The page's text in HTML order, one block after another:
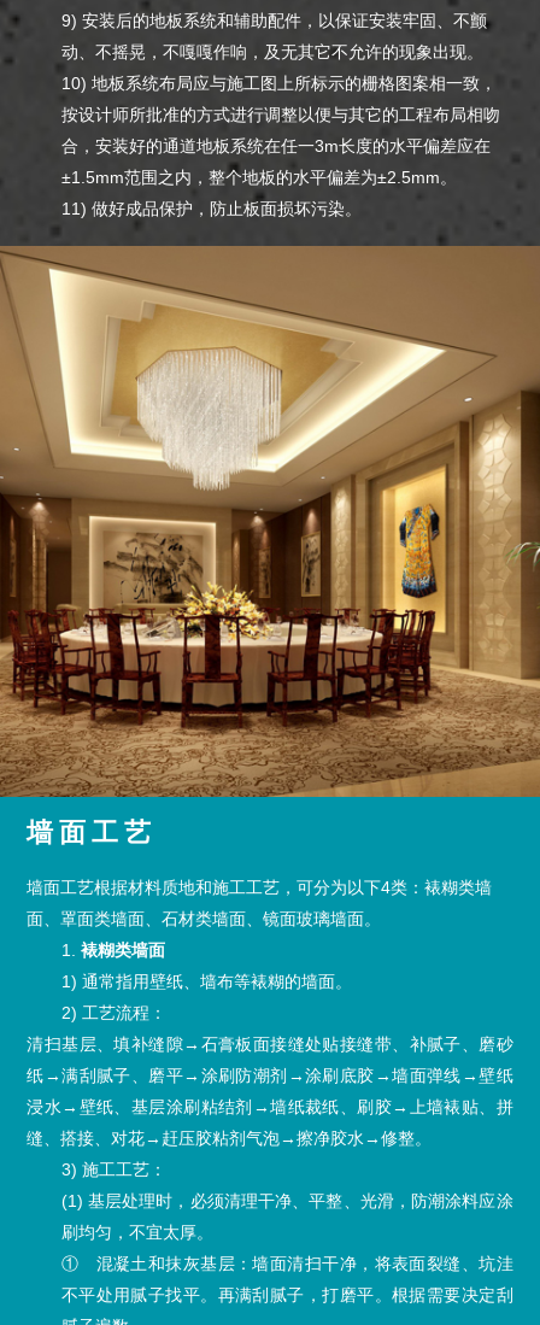
9) 安装后的地板系统和辅助配件，以保证安装牢固、不颤
动、不摇晃，不嘎嘎作响，及无其它不允许的现象出现。
10) 地板系统布局应与施工图上所标示的栅格图案相一致，
按设计师所批准的方式进行调整以便与其它的工程布局相吻
合，安装好的通道地板系统在任一3m长度的水平偏差应在
±1.5mm范围之内，整个地板的水平偏差为±2.5mm。
11) 做好成品保护，防止板面损坏污染。
墙面工艺
墙面工艺根据材料质地和施工工艺，可分为以下4类：裱糊类墙
面、罩面类墙面、石材类墙面、镜面玻璃墙面。
1. 裱糊类墙面
1) 通常指用壁纸、墙布等裱糊的墙面。
2) 工艺流程：
清扫基层、填补缝隙→石膏板面接缝处贴接缝带、补腻子、磨砂
纸→满刮腻子、磨平→涂刷防潮剂→涂刷底胶→墙面弹线→壁纸
浸水→壁纸、基层涂刷粘结剂→墙纸裁纸、刷胶→上墙裱贴、拼
缝、搭接、对花→赶压胶粘剂气泡→擦净胶水→修整。
3) 施工工艺：
(1) 基层处理时，必须清理干净、平整、光滑，防潮涂料应涂
刷均匀，不宜太厚。
① 混凝土和抹灰基层：墙面清扫干净，将表面裂缝、坑洼
不平处用腻子找平。再满刮腻子，打磨平。根据需要决定刮